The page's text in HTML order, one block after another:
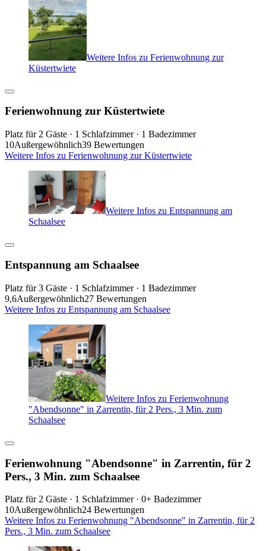
Weitere Infos zu Ferienwohnung zur
Küstertwiete
Ferienwohnung zur Küstertwiete
Platz für 2 Gäste · 1 Schlafzimmer · 1 Badezimmer
10Außergewöhnlich39 Bewertungen
Weitere Infos zu Ferienwohnung zur Küstertwiete
Weitere Infos zu Entspannung am
Schaalsee
Entspannung am Schaalsee
Platz für 3 Gäste · 1 Schlafzimmer · 1 Badezimmer
9,6Außergewöhnlich27 Bewertungen
Weitere Infos zu Entspannung am Schaalsee
Weitere Infos zu Ferienwohnung
"Abendsonne" in Zarrentin, für 2 Pers., 3 Min. zum
Schaalsee
Ferienwohnung "Abendsonne" in Zarrentin, für 2
Pers., 3 Min. zum Schaalsee
Platz für 2 Gäste · 1 Schlafzimmer · 0+ Badezimmer
10Außergewöhnlich24 Bewertungen
Weitere Infos zu Ferienwohnung "Abendsonne" in Zarrentin, für 2
Pers., 3 Min. zum Schaalsee